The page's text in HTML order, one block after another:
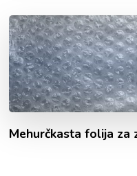
Mehurčkasta folija za